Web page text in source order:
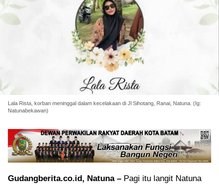
Lala Rista, korban meninggal dalam kecelakaan di Jl Sihotang, Ranai, Natuna. (Ig:
Natunabekawan)
Gudangberita.co.id, Natuna – Pagi itu langit Natuna